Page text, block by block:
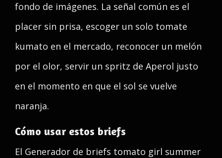
fondo de imágenes. La señal común es el
placer sin prisa, escoger un solo tomate
kumato en el mercado, reconocer un melón
por el olor, servir un spritz de Aperol justo
en el momento en que el sol se vuelve
naranja.
Cómo usar estos briefs
El Generador de briefs tomato girl summer